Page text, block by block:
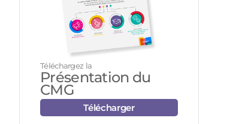
Téléchargez la
Présentation du
CMG
Télécharger